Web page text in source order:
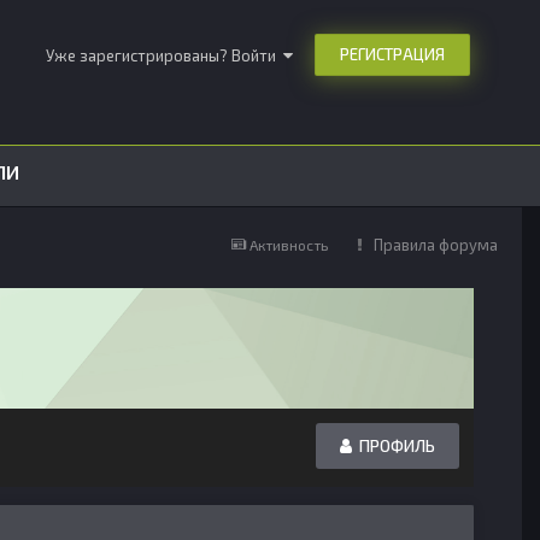
Уже зарегистрированы? Войти РЕГИСТРАЦИЯ
Активность Правила форума
ПРОФИЛЬ